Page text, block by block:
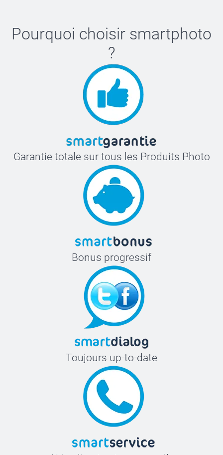
Pourquoi choisir smartphoto
?
Garantie totale sur tous les Produits Photo
Bonus progressif
Toujours up-to-date